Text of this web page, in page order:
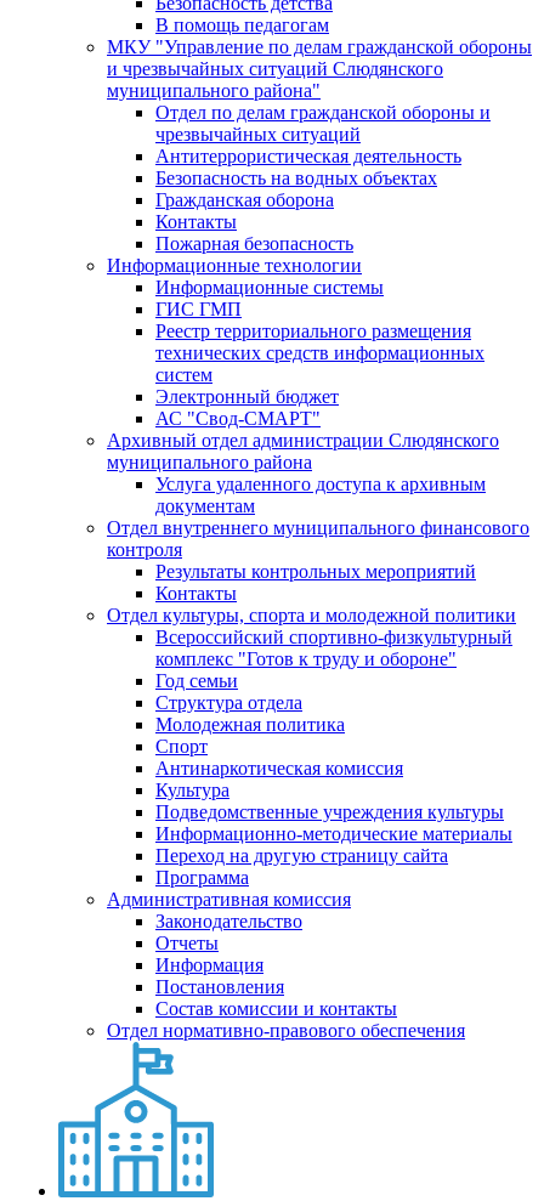
В помощь педагогам
МКУ "Управление по делам гражданской обороны
и чрезвычайных ситуаций Слюдянского
муниципального района"
Отдел по делам гражданской обороны и
чрезвычайных ситуаций
Антитеррористическая деятельность
Безопасность на водных объектах
Гражданская оборона
Контакты
Пожарная безопасность
Информационные технологии
Информационные системы
ГИС ГМП
Реестр территориального размещения
технических средств информационных
систем
Электронный бюджет
АС "Свод-СМАРТ"
Архивный отдел администрации Слюдянского
муниципального района
Услуга удаленного доступа к архивным
документам
Отдел внутреннего муниципального финансового
контроля
Результаты контрольных мероприятий
Контакты
Отдел культуры, спорта и молодежной политики
Всероссийский спортивно-физкультурный
комплекс "Готов к труду и обороне"
Год семьи
Структура отдела
Молодежная политика
Спорт
Антинаркотическая комиссия
Культура
Подведомственные учреждения культуры
Информационно-методические материалы
Переход на другую страницу сайта
Программа
Административная комиссия
Законодательство
Отчеты
Информация
Постановления
Состав комиссии и контакты
Отдел нормативно-правового обеспечения